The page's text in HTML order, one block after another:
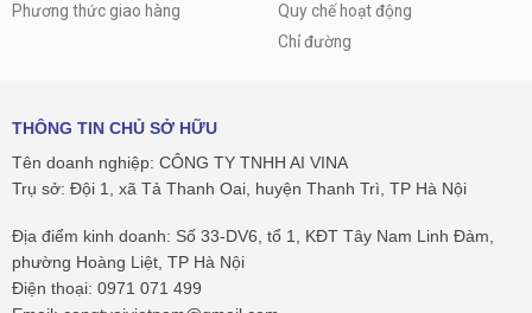
Phương thức giao hàng
Quy chế hoạt động
Chỉ đường
THÔNG TIN CHỦ SỞ HỮU
Tên doanh nghiệp: CÔNG TY TNHH AI VINA
Trụ sở: Đội 1, xã Tả Thanh Oai, huyện Thanh Trì, TP Hà Nội
Địa điểm kinh doanh: Số 33-DV6, tổ 1, KĐT Tây Nam Linh Đàm,
phường Hoàng Liệt, TP Hà Nội
Điện thoại: 0971 071 499